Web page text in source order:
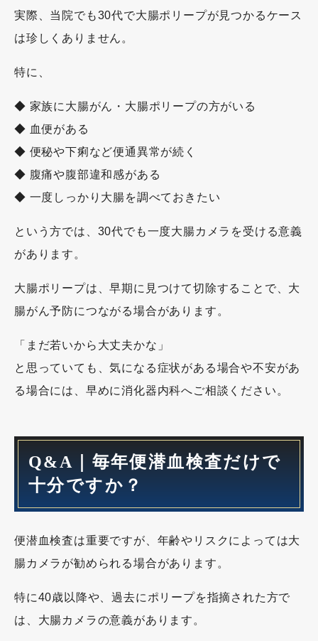
実際、当院でも30代で大腸ポリープが見つかるケース
は珍しくありません。
特に、
◆ 家族に大腸がん・大腸ポリープの方がいる
◆ 血便がある
◆ 便秘や下痢など便通異常が続く
◆ 腹痛や腹部違和感がある
◆ 一度しっかり大腸を調べておきたい
という方では、30代でも一度大腸カメラを受ける意義
があります。
大腸ポリープは、早期に見つけて切除することで、大
腸がん予防につながる場合があります。
「まだ若いから大丈夫かな」
と思っていても、気になる症状がある場合や不安があ
る場合には、早めに消化器内科へご相談ください。
Q&A｜毎年便潜血検査だけで
十分ですか？
便潜血検査は重要ですが、年齢やリスクによっては大
腸カメラが勧められる場合があります。
特に40歳以降や、過去にポリープを指摘された方で
は、大腸カメラの意義があります。